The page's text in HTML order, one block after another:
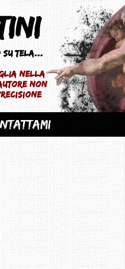
tela...
nella
non